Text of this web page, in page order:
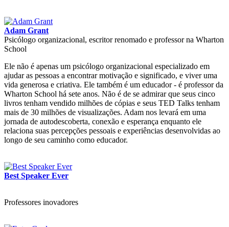
Adam Grant
Psicólogo organizacional, escritor renomado e professor na Wharton
School
Ele não é apenas um psicólogo organizacional especializado em
ajudar as pessoas a encontrar motivação e significado, e viver uma
vida generosa e criativa. Ele também é um educador - é professor da
Wharton School há sete anos. Não é de se admirar que seus cinco
livros tenham vendido milhões de cópias e seus TED Talks tenham
mais de 30 milhões de visualizações. Adam nos levará em uma
jornada de autodescoberta, conexão e esperança enquanto ele
relaciona suas percepções pessoais e experiências desenvolvidas ao
longo de seu caminho como educador.
Best Speaker Ever
Professores inovadores